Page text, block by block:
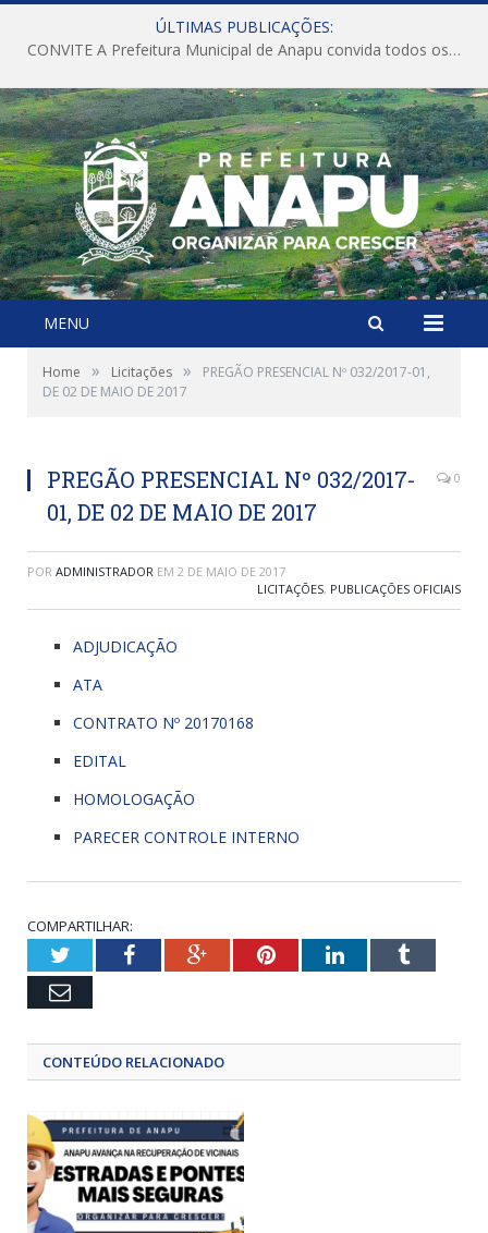
ÚLTIMAS PUBLICAÇÕES:
CONVITE A Prefeitura Municipal de Anapu convida todos os servidores públicos municipais para participarem da Audiência Pública de discussão da Lei de Diretrizes Orçamentárias (LDO), importante instrumento de planejamento das ações e investimentos da Administração Pública para o próximo exercício financeiro.
MENU
Home » Licitações »
PREGÃO PRESENCIAL Nº 032/2017-01,
DE 02 DE MAIO DE 2017
PREGÃO PRESENCIAL Nº 032/2017-
01, DE 02 DE MAIO DE 2017
0
POR ADMINISTRADOR EM 2 DE MAIO DE 2017
LICITAÇÕES, PUBLICAÇÕES OFICIAIS
ADJUDICAÇÃO
ATA
CONTRATO Nº 20170168
EDITAL
HOMOLOGAÇÃO
PARECER CONTROLE INTERNO
COMPARTILHAR:
TwitterFacebookGoogle+PinterestLinkedInTumblr
Email
CONTEÚDO RELACIONADO